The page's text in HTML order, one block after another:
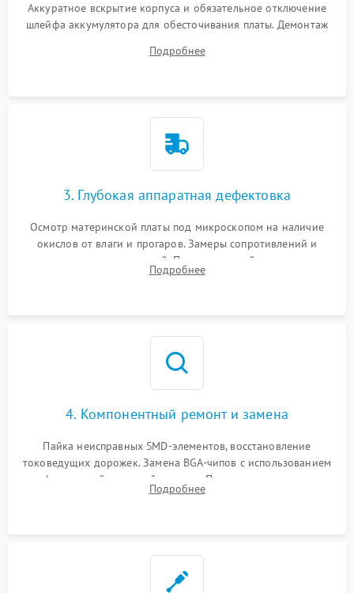
Аккуратное вскрытие корпуса и обязательное отключение
шлейфа аккумулятора для обесточивания платы. Демонтаж
высохшей термопасты с кристаллов чипов.
Подробнее
3. Глубокая аппаратная дефектовка
Осмотр материнской платы под микроскопом на наличие
окислов от влаги и прогаров. Замеры сопротивлений и
дежурных напряжений. Проверка цепей питания,
мультиконтроллера, процессора и видеочипа.
Подробнее
4. Компонентный ремонт и замена
Пайка неисправных SMD-элементов, восстановление
токоведущих дорожек. Замена BGA-чипов с использованием
инфракрасной паяльной станции. Прошивка микросхемы
BIOS или замена поврежденных портов USB
Подробнее